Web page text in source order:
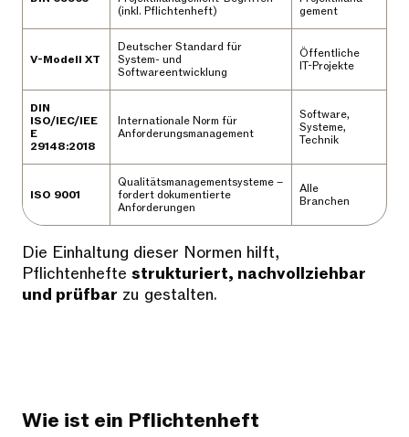
(inkl. Pflichtenheft)
gement
V-Modell XT
Deutscher Standard für
System- und
Softwareentwicklung
Öffentliche
IT-Projekte
DIN
ISO/IEC/IEE
E
29148:2018
Internationale Norm für
Anforderungsmanagement
Software,
Systeme,
Technik
ISO 9001
Qualitätsmanagementsysteme –
fordert dokumentierte
Anforderungen
Alle
Branchen
Die Einhaltung dieser Normen hilft,
Pflichtenhefte strukturiert, nachvollziehbar
und prüfbar zu gestalten.
Wie ist ein Pflichtenheft